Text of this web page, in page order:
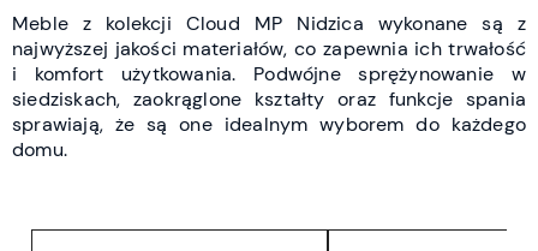
Meble z kolekcji Cloud MP Nidzica wykonane są z
najwyższej jakości materiałów, co zapewnia ich trwałość
i komfort użytkowania. Podwójne sprężynowanie w
siedziskach, zaokrąglone kształty oraz funkcje spania
sprawiają, że są one idealnym wyborem do każdego
domu.